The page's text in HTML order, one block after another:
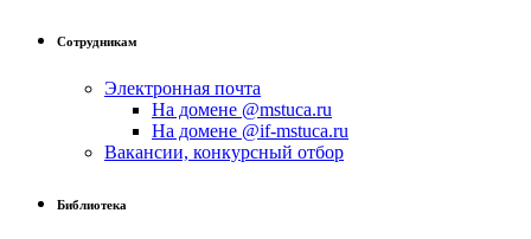
Сотрудникам
Электронная почта
На домене @mstuca.ru
На домене @if-mstuca.ru
Вакансии, конкурсный отбор
Библиотека